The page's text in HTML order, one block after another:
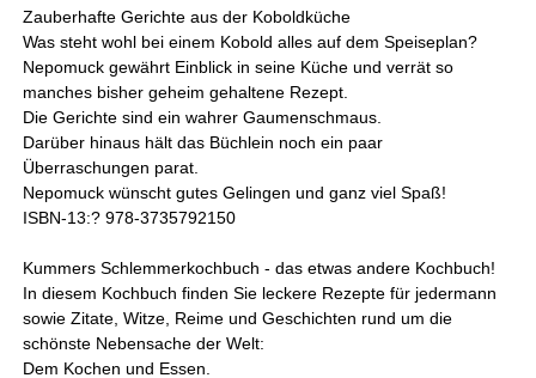
Zauberhafte Gerichte aus der Koboldküche
Was steht wohl bei einem Kobold alles auf dem Speiseplan?
Nepomuck gewährt Einblick in seine Küche und verrät so
manches bisher geheim gehaltene Rezept.
Die Gerichte sind ein wahrer Gaumenschmaus.
Darüber hinaus hält das Büchlein noch ein paar
Überraschungen parat.
Nepomuck wünscht gutes Gelingen und ganz viel Spaß!
ISBN-13:? 978-3735792150
Kummers Schlemmerkochbuch - das etwas andere Kochbuch!
In diesem Kochbuch finden Sie leckere Rezepte für jedermann
sowie Zitate, Witze, Reime und Geschichten rund um die
schönste Nebensache der Welt:
Dem Kochen und Essen.